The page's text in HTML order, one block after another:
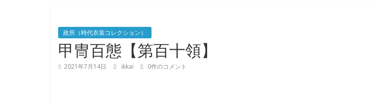
代
劇
な
政所（時代衣装コレクション）
甲冑百態【第百十領】
2021年7月14日 ikkai 0件のコメント